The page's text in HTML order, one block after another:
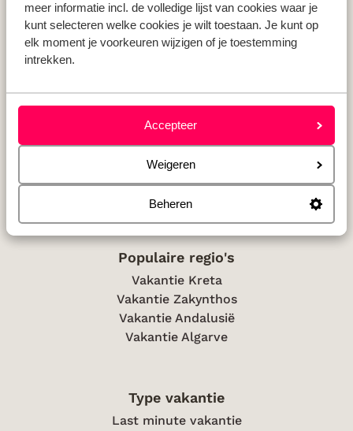
meer informatie incl. de volledige lijst van cookies waar je
kunt selecteren welke cookies je wilt toestaan. Je kunt op
elk moment je voorkeuren wijzigen of je toestemming
intrekken.
Accepteer
Weigeren
Beheren
Home Frankrijk Rhône
Régnié-Durette
Domaine Lachat
Populaire landen
Vakantie Spanje
Vakantie Portugal
Populaire regio's
Vakantie Kreta
Vakantie Zakynthos
Vakantie Andalusië
Vakantie Algarve
Type vakantie
Last minute vakantie